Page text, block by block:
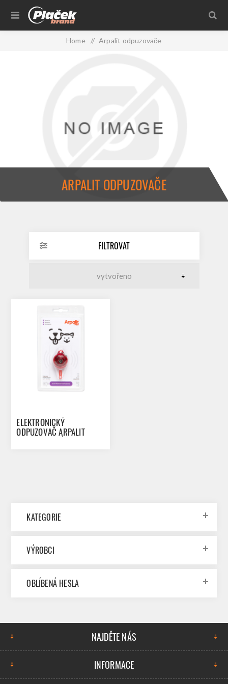
Home / Arpalit odpuzovače
ARPALIT ODPUZOVAČE
FILTROVAT
ELEKTRONICKÝ
ODPUZOVAČ ARPALIT
KATEGORIE
VÝROBCI
OBLÍBENÁ HESLA
NAJDĚTE NÁS
INFORMACE